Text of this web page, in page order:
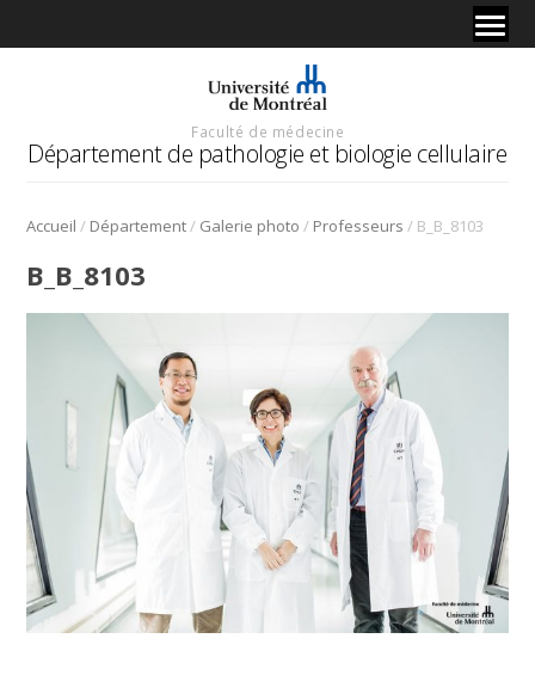
Faculté de médecine
Département de pathologie et biologie cellulaire
Accueil / Département/ Galerie photo / Professeurs / B_B_8103
B_B_8103